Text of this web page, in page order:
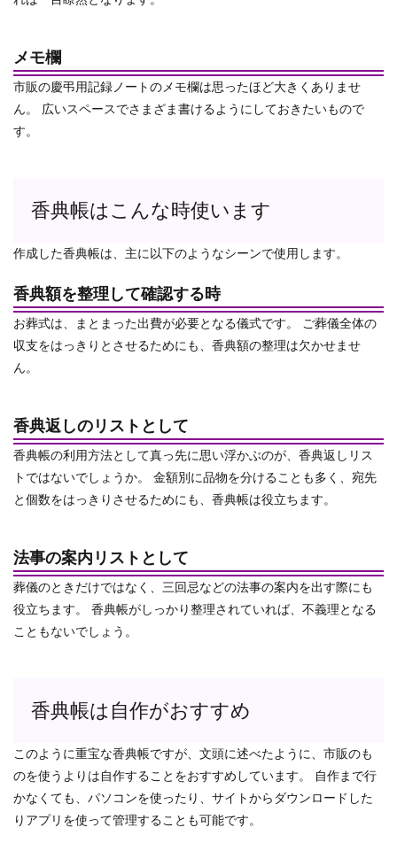
メモ欄
市販の慶弔用記録ノートのメモ欄は思ったほど大きくありませ
ん。 広いスペースでさまざま書けるようにしておきたいもので
す。
香典帳はこんな時使います
作成した香典帳は、主に以下のようなシーンで使用します。
香典額を整理して確認する時
お葬式は、まとまった出費が必要となる儀式です。 ご葬儀全体の
収支をはっきりとさせるためにも、香典額の整理は欠かせませ
ん。
香典返しのリストとして
香典帳の利用方法として真っ先に思い浮かぶのが、香典返しリス
トではないでしょうか。 金額別に品物を分けることも多く、宛先
と個数をはっきりさせるためにも、香典帳は役立ちます。
法事の案内リストとして
葬儀のときだけではなく、三回忌などの法事の案内を出す際にも
役立ちます。 香典帳がしっかり整理されていれば、不義理となる
こともないでしょう。
香典帳は自作がおすすめ
このように重宝な香典帳ですが、文頭に述べたように、市販のも
のを使うよりは自作することをおすすめしています。
自作まで行
かなくても、パソコンを使ったり、サイトからダウンロードした
りアプリを使って管理することも可能です。